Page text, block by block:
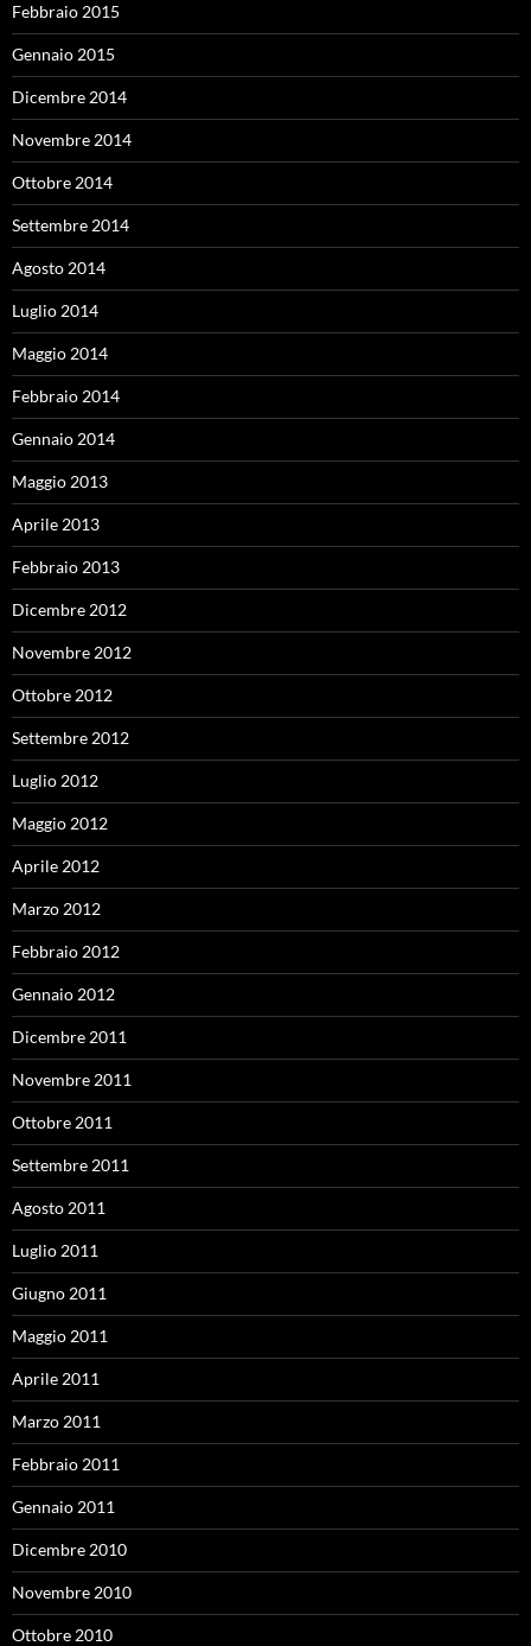
Febbraio 2015
Gennaio 2015
Dicembre 2014
Novembre 2014
Ottobre 2014
Settembre 2014
Agosto 2014
Luglio 2014
Maggio 2014
Febbraio 2014
Gennaio 2014
Maggio 2013
Aprile 2013
Febbraio 2013
Dicembre 2012
Novembre 2012
Ottobre 2012
Settembre 2012
Luglio 2012
Maggio 2012
Aprile 2012
Marzo 2012
Febbraio 2012
Gennaio 2012
Dicembre 2011
Novembre 2011
Ottobre 2011
Settembre 2011
Agosto 2011
Luglio 2011
Giugno 2011
Maggio 2011
Aprile 2011
Marzo 2011
Febbraio 2011
Gennaio 2011
Dicembre 2010
Novembre 2010
Ottobre 2010